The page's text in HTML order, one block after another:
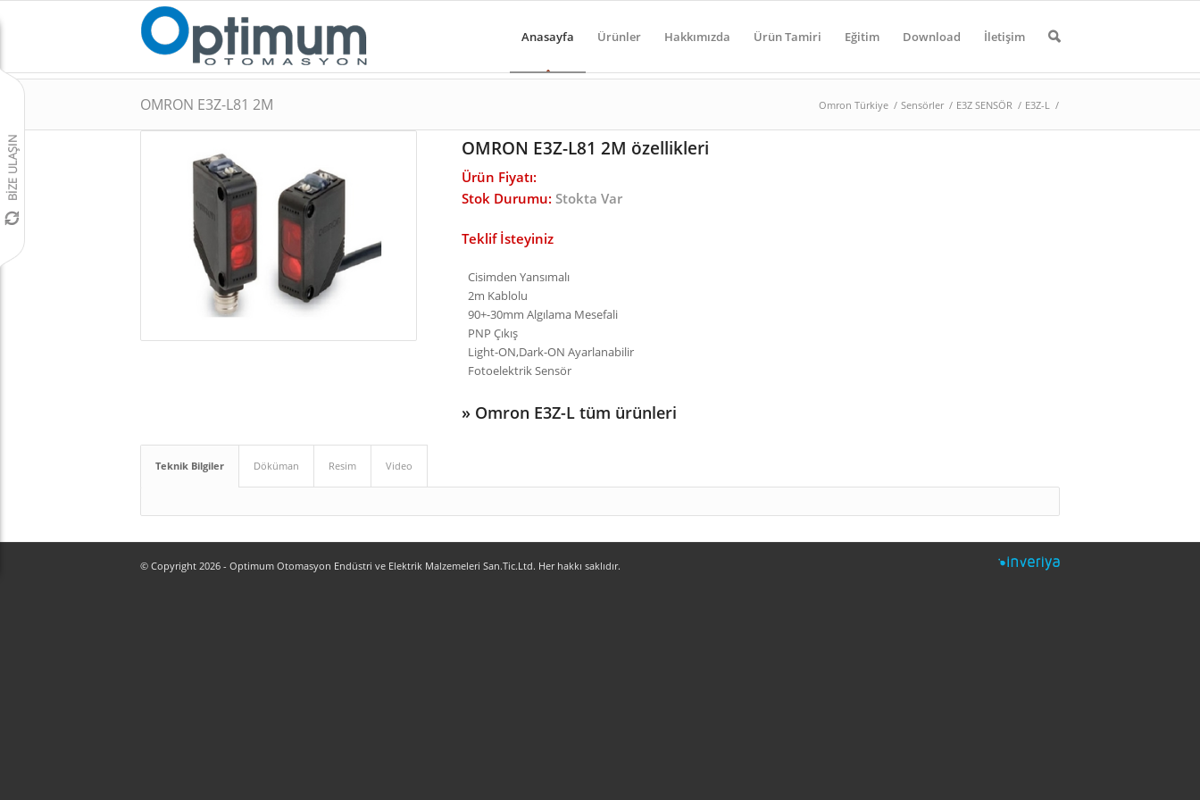
OMRON E3Z-L81 2M Omron Türkiye / Sensörler / E3Z SENSÖR / E3Z-L /
OMRON E3Z-L81 2M özellikleri
Ürün Fiyatı:
Stok Durumu: Stokta Var
Teklif İsteyiniz
Cisimden Yansımalı
2m Kablolu
90+-30mm Algılama Mesefali
PNP Çıkış
Light-ON,Dark-ON Ayarlanabilir
Fotoelektrik Sensör
» Omron E3Z-L tüm ürünleri
Teknik Bilgiler Döküman Resim Video
Anasayfa Ürünler Hakkımızda Ürün Tamiri Eğitim Download İletişim
© Copyright 2026 - Optimum Otomasyon Endüstri ve Elektrik Malzemeleri San.Tic.Ltd. Her hakkı saklıdır.